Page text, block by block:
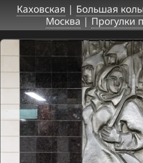
Каховская | Большая
Москва|Прогулки